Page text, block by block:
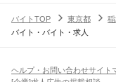
東京都すべて
東京23区 すべて
江戸川区
駅を追加・変更
JR山手線
職種を追加・変更
飲食・フードサービスす
ホールスタッフキッチンス
バイトTOP
東京都
バイト・バイト・求人
ヘルプ・お問い合わせサイト